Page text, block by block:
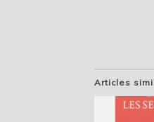
Articles